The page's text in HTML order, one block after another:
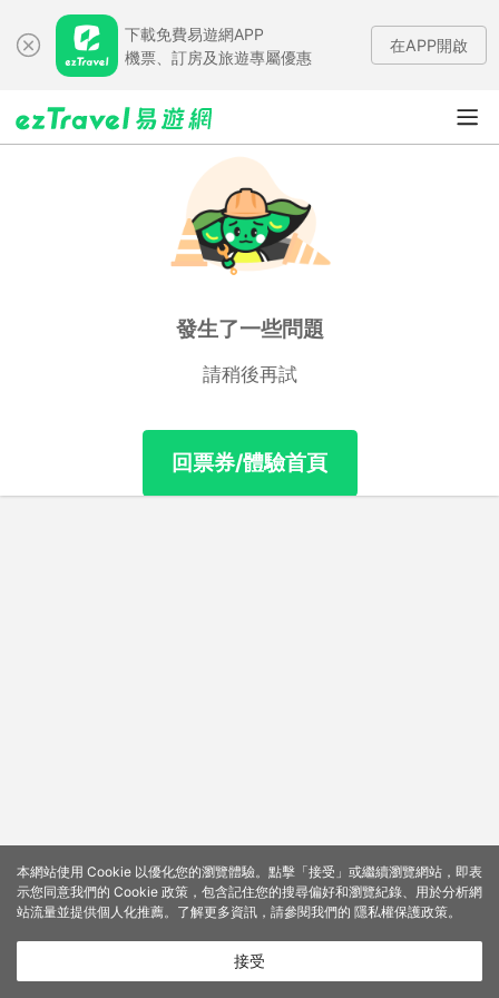
下載免費易遊網APP
機票、訂房及旅遊專屬優惠
在APP開啟
發生了一些問題
請稍後再試
回票券/體驗首頁
本網站使用 Cookie 以優化您的瀏覽體驗。點擊「接受」或繼續瀏覽網站，即表
示您同意我們的 Cookie 政策，包含記住您的搜尋偏好和瀏覽紀錄、用於分析網
站流量並提供個人化推薦。了解更多資訊，請參閱我們的 隱私權保護政策。
接受